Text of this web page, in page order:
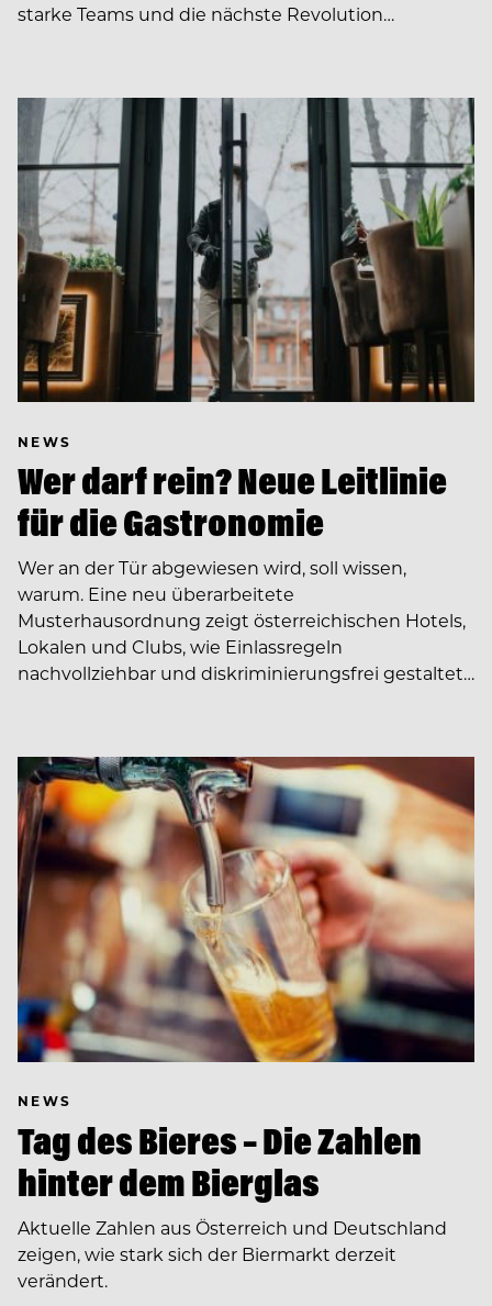
starke Teams und die nächste Revolution…
NEWS
Wer darf rein? Neue Leitlinie
für die Gastronomie
Wer an der Tür abgewiesen wird, soll wissen,
warum. Eine neu überarbeitete
Musterhausordnung zeigt österreichischen Hotels,
Lokalen und Clubs, wie Einlassregeln
nachvollziehbar und diskriminierungsfrei gestaltet…
NEWS
Tag des Bieres – Die Zahlen
hinter dem Bierglas
Aktuelle Zahlen aus Österreich und Deutschland
zeigen, wie stark sich der Biermarkt derzeit
verändert.